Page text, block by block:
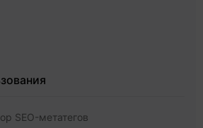
SEO-метатегов